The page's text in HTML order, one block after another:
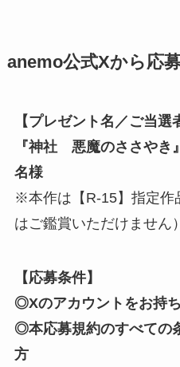
anemo公式Xから応
【プレゼント名／ご当選
『神社 悪魔のささやき
名様
※本作は【R-15】指定作
はご鑑賞いただけません
【応募条件】
◎Xのアカウントをお持
◎本応募規約のすべての
方